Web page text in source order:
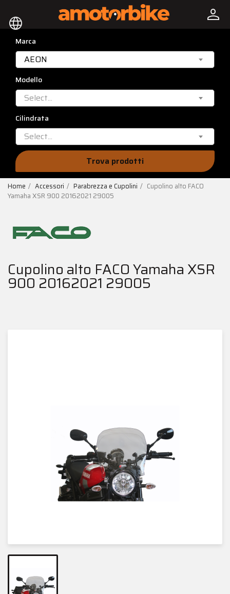
language person
Marca
AEON
Modello
Select...
Cilindrata
Select...
Trova prodotti
Home Accessori Parabrezza e Cupolini
Cupolino alto FACO
Yamaha XSR 900 20162021 29005
Cupolino alto FACO Yamaha XSR
900 20162021 29005